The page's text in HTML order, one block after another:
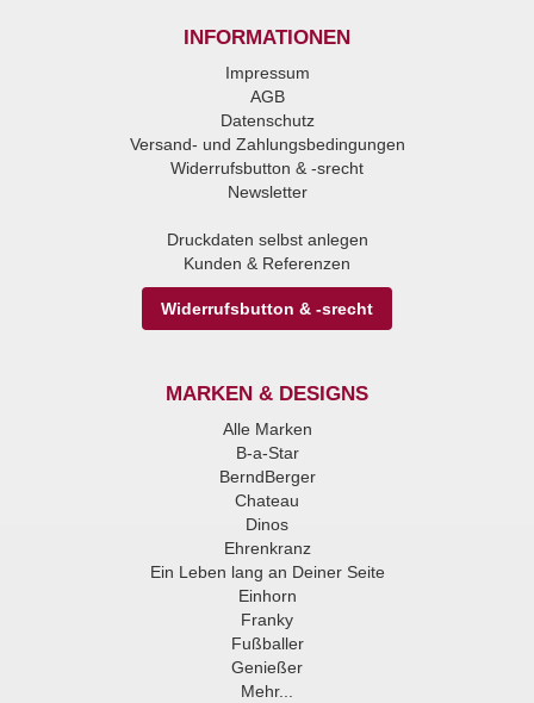
INFORMATIONEN
Impressum
AGB
Datenschutz
Versand- und Zahlungsbedingungen
Widerrufsbutton & -srecht
Newsletter
Druckdaten selbst anlegen
Kunden & Referenzen
Widerrufsbutton & -srecht
MARKEN & DESIGNS
Alle Marken
B-a-Star
BerndBerger
Chateau
Dinos
Ehrenkranz
Ein Leben lang an Deiner Seite
Einhorn
Franky
Fußballer
Genießer
Mehr...